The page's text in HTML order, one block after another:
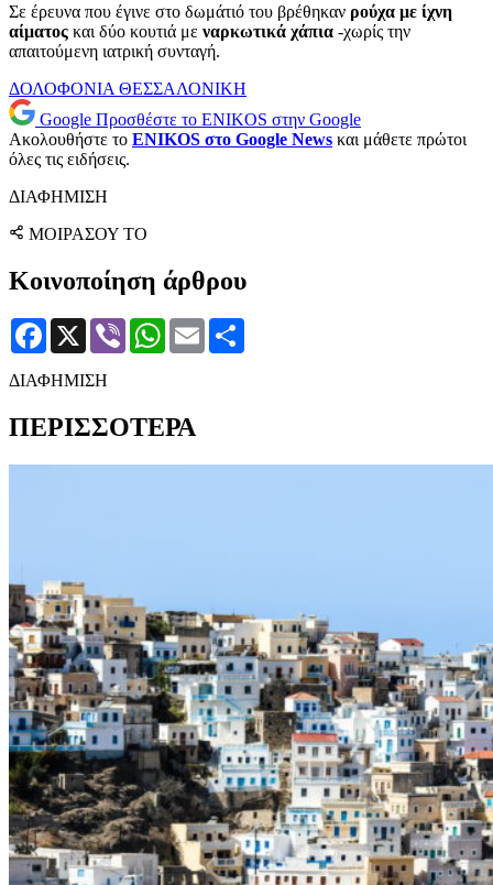
Σε έρευνα που έγινε στο δωμάτιό του βρέθηκαν ρούχα με ίχνη
αίματος και δύο κουτιά με ναρκωτικά χάπια -χωρίς την
απαιτούμενη ιατρική συνταγή.
ΔΟΛΟΦΟΝΙΑ ΘΕΣΣΑΛΟΝΙΚΗ
Google Προσθέστε το ENIKOS στην Google
Ακολουθήστε το ENIKOS στο Google News και μάθετε πρώτοι
όλες τις ειδήσεις.
ΔΙΑΦΗΜΙΣΗ
ΜΟΙΡΑΣΟΥ ΤΟ
Κοινοποίηση άρθρου
Facebook
X Viber WhatsApp
Email
ΔΙΑΦΗΜΙΣΗ
ΠΕΡΙΣΣΟΤΕΡΑ